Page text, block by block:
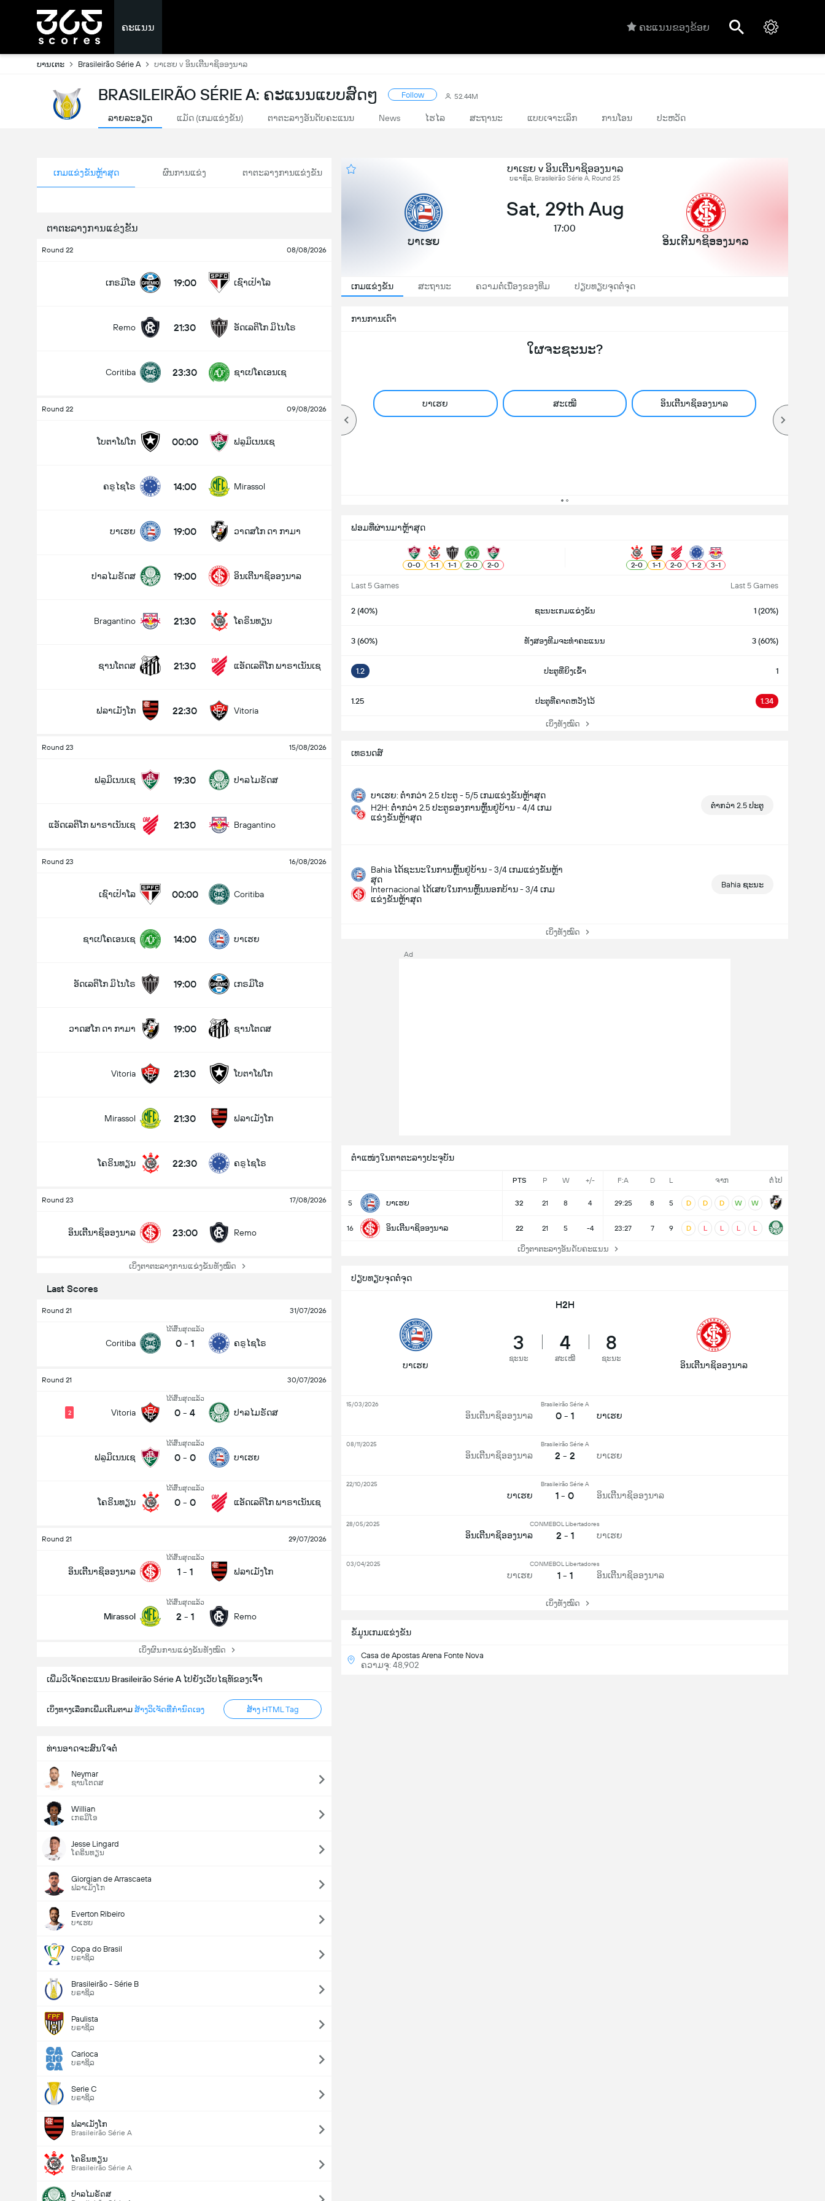
ຄະແນນ ຄະແນນຂອງຂ້ອຍ
ບານເຕະ Brasileirão Série A ບາເຮຍ v ອິນເຕີີນາຊິອອງນາລ
BRASILEIRÃO SÉRIE A: ຄະແນນແບບສົດໆ Follow 52.44M
ລາຍລະອຽດ ແມັດ (ເກມແຂ່ງຂັນ) ຕາຕະລາງອັນດັບຄະແນນ News ໄຮໄລ ສະຖານະ ແບບເຈາະເລິກ ການໂອນ ປະຫວັດ
ເກມແຂ່ງຂັນຫຼ້າສຸດ ຜົນການແຂ່ງ ຕາຕະລາງການແຂ່ງຂັນ
ຕາຕະລາງການແຂ່ງຂັນ
Round 22 08/08/2026
ເກຣມິໂອ 19:00 ເຊົາເປົາໂລ
Remo 21:30 ອັດເລຕິໂກ ມິໄນໂຣ
Coritiba 23:30 ຊາເປໂຄເອນເຊ
Round 22 09/08/2026
ໂບຕາໂຟໂກ 00:00 ຟລູມິເນນເຊ
ຄຣູໄຊໂຣ 14:00 Mirassol
ບາເຮຍ 19:00 ວາດສໂກ ດາ ກາມາ
ປາລໄມຣັດສ 19:00 ອິນເຕີີນາຊິອອງນາລ
Bragantino 21:30 ໂຄຣິນທຽນ
ຊານໂຕດສ 21:30 ແອັດເລຕິໂກ ພາຣາເນັນເຊ
ຟລາເມັງໂກ 22:30 Vitoria
Round 23 15/08/2026
ຟລູມິເນນເຊ 19:30 ປາລໄມຣັດສ
ແອັດເລຕິໂກ ພາຣາເນັນເຊ 21:30 Bragantino
Round 23 16/08/2026
ເຊົາເປົາໂລ 00:00 Coritiba
ຊາເປໂຄເອນເຊ 14:00 ບາເຮຍ
ອັດເລຕິໂກ ມິໄນໂຣ 19:00 ເກຣມິໂອ
ວາດສໂກ ດາ ກາມາ 19:00 ຊານໂຕດສ
Vitoria 21:30 ໂບຕາໂຟໂກ
Mirassol 21:30 ຟລາເມັງໂກ
ໂຄຣິນທຽນ 22:30 ຄຣູໄຊໂຣ
Round 23 17/08/2026
ອິນເຕີີນາຊິອອງນາລ 23:00 Remo
ເບິ່ງຕາຕະລາງການແຂ່ງຂັນທັງໝົດ
Last Scores
Round 21 31/07/2026
Coritiba
ໄດ້ສິ້ນສຸດແລ້ວ
0 - 1 ຄຣູໄຊໂຣ
Round 21 30/07/2026
Vitoria
2
ໄດ້ສິ້ນສຸດແລ້ວ
0 - 4 ປາລໄມຣັດສ
ຟລູມິເນນເຊ
ໄດ້ສິ້ນສຸດແລ້ວ
0 - 0 ບາເຮຍ
ໂຄຣິນທຽນ
ໄດ້ສິ້ນສຸດແລ້ວ
0 - 0 ແອັດເລຕິໂກ ພາຣາເນັນເຊ
Round 21 29/07/2026
ອິນເຕີີນາຊິອອງນາລ
ໄດ້ສິ້ນສຸດແລ້ວ
1 - 1 ຟລາເມັງໂກ
Mirassol
ໄດ້ສິ້ນສຸດແລ້ວ
2 - 1 Remo
ເບິ່ງຜົນການແຂ່ງຂັນທັງໝົດ
ເພີ່ມວິເຈັດຄະແນນ Brasileirão Série A ໄປຍັງເວັບໄຊທ໌ຂອງເຈົ້າ
ເບິ່ງທາງເລືອກເພີ່ມເຕີມຕາມ ສ້າງວິເຈັດທີ່ກຳນົດເອງ ສ້າງ HTML Tag
ທ່ານອາດຈະສົນໃຈຕໍ່
Neymar
ຊານໂຕດສ
Willian
ເກຣມິໂອ
Jesse Lingard
ໂຄຣິນທຽນ
Giorgian de Arrascaeta
ຟລາເມັງໂກ
Everton Ribeiro
ບາເຮຍ
Copa do Brasil
ບຣາຊິລ
Brasileirão - Série B
ບຣາຊິລ
Paulista
ບຣາຊິລ
Carioca
ບຣາຊິລ
Serie C
ບຣາຊິລ
ຟລາເມັງໂກ
Brasileirão Série A
ໂຄຣິນທຽນ
Brasileirão Série A
ປາລໄມຣັດສ
ບາເຮຍ v ອິນເຕີີນາຊິອອງນາລ
ບຣາຊິລ, Brasileirão Série A, Round 25
ບາເຮຍ
Sat, 29th Aug
17:00
ອິນເຕີີນາຊິອອງນາລ
ເກມແຂ່ງຂັນ ສະຖານະ ຄວາມຕໍ່ເນື່ອງຂອງທີມ ປຽບທຽບຈຸດຕໍ່ຈຸດ
ການການເດົາ
ໃຜຈະຊະນະ?
ບາເຮຍ ສະເໝີ ອິນເຕີີນາຊິອອງນາລ
ຟອມທີ່ຜ່ານມາຫຼ້າສຸດ
0-0 1-1 1-1 2-0 2-0 2-0 1-1 2-0 1-2 3-1
Last 5 Games Last 5 Games
2 (40%) ຊະນະເກມແຂ່ງຂັນ 1 (20%)
3 (60%) ທັງສອງທີມຈະທຳຄະແນນ 3 (60%)
1.2 ປະຕູທີ່ຍິງເຂົ້າ 1
1.25 ປະຕູທີ່ຄາດຫວັງໄວ້ 1.34
ເບິ່ງທັງໝົດ
ເທຣນດສ໌
ບາເຮຍ: ຕ່ຳກວ່າ 2.5 ປະຕູ - 5/5 ເກມແຂ່ງຂັນຫຼ້າສຸດ
H2H: ຕ່ຳກວ່າ 2.5 ປະຕູຂອງການຫຼິ້ນຢູ່ບ້ານ - 4/4 ເກມ
ແຂ່ງຂັນຫຼ້າສຸດ
ຕ່ຳກວ່າ 2.5 ປະຕູ
Bahia ໄດ້ຊະນະໃນການຫຼິ້ນຢູ່ບ້ານ - 3/4 ເກມແຂ່ງຂັນຫຼ້າ
ສຸດ
Internacional ໄດ້ເສຍໃນການຫຼິ້ນນອກບ້ານ - 3/4 ເກມ
ແຂ່ງຂັນຫຼ້າສຸດ
Bahia ຊະນະ
ເບິ່ງທັງໝົດ
ຕຳແໜ່ງໃນຕາຕະລາງປະຈຸບັນ
PTS P W +/- F:A D L ຈາກ ຕໍ່ໄປ
5 ບາເຮຍ 32 21 8 4 29:25 8 5 D D D W W
16 ອິນເຕີີນາຊິອອງນາລ 22 21 5 -4 23:27 7 9 D L L L L
ເບິ່ງຕາຕະລາງອັນດັບຄະແນນ
ຂ້ໍມູນເກມແຂ່ງຂັນ
Casa de Apostas Arena Fonte Nova
ຄວາມຈຸ: 48,902
ປຽບທຽບຈຸດຕໍ່ຈຸດ
H2H
ບາເຮຍ
3
ຊະນະ
4
ສະເໝີ
8
ຊະນະ
ອິນເຕີີນາຊິອອງນາລ
ອິນເຕີີນາຊິອອງນາລ
Brasileirão Série A
0 - 1 ບາເຮຍ
15/03/2026
ອິນເຕີີນາຊິອອງນາລ
Brasileirão Série A
2 - 2 ບາເຮຍ
08/11/2025
ບາເຮຍ
Brasileirão Série A
1 - 0 ອິນເຕີີນາຊິອອງນາລ
22/10/2025
ອິນເຕີີນາຊິອອງນາລ
CONMEBOL Libertadores
2 - 1 ບາເຮຍ
28/05/2025
ບາເຮຍ
CONMEBOL Libertadores
1 - 1 ອິນເຕີີນາຊິອອງນາລ
03/04/2025
ເບິ່ງທັງໝົດ
Ad